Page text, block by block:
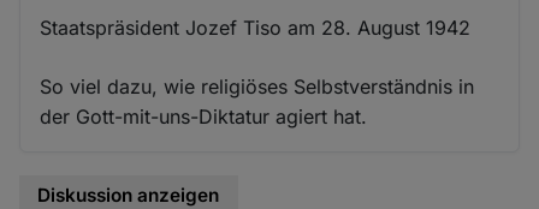
Staatspräsident Jozef Tiso am 28. August 1942
So viel dazu, wie religiöses Selbstverständnis in
der Gott-mit-uns-Diktatur agiert hat.
Diskussion anzeigen